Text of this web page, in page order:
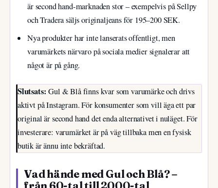
är second hand-marknaden stor – exempelvis på Sellpy
och Tradera säljs originaljeans för 195–200 SEK.
Nya produkter har inte lanserats offentligt, men
varumärkets närvaro på sociala medier signalerar att
något är på gång.
Slutsats: Gul & Blå finns kvar som varumärke och drivs
aktivt på Instagram. För konsumenter som vill äga ett par
original är second hand det enda alternativet i nuläget. För
investerare: varumärket är på väg tillbaka men en fysisk
butik är ännu inte bekräftad.
Vad hände med Gul och Blå? –